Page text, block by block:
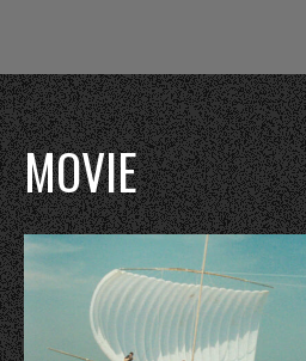
MOVIE